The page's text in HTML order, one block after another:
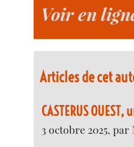
Voir en
Articles de cet
CASTERUS
3 octobre 2025, par